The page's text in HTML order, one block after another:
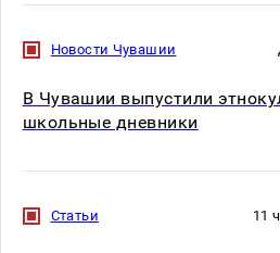
Новости Чувашии
В Чувашии выпустили
школьные дневники
Статьи 11